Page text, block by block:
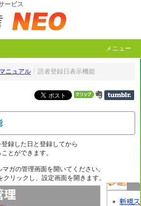
ービス
メニュー
ニュアル / 読者登録日表示機能
録した日と登録してから
とができます。
ガの管理画面を開いてください。
リックし、設定画面を開きます。